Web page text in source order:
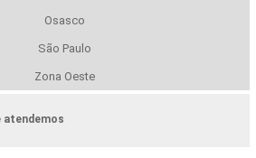
Osasco
São Paulo
Zona Oeste
atendemos